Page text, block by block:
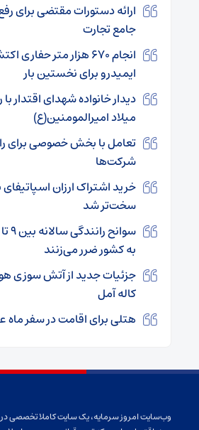
ارائه دستورات مقتضی برای
جامع تجارت
انجام ۶۷۰ هزار متر
ایمیدرو برای نخستین بار
دیدار خانواده شهدای اقتدار با
میلاد امیرالمومنین(ع)
تعامل با بخش خصوصی برای
شرکت‌ها
خرید اشتراک ارزان اسپاتیفای
سخت‌تر شد
به کشور ضرر می‌زنند
جزئیات جدید از آتش سوزی
کاله آمل
هتلی برای اقامت در سفر
وب‌سایت امروز سرمایه، یک سایت کاملا تخصصی در